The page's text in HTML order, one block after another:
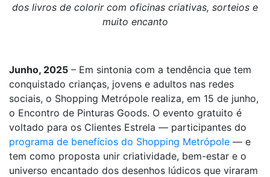
dos livros de colorir com oficinas criativas, sorteios e
muito encanto
Junho, 2025 – Em sintonia com a tendência que tem
conquistado crianças, jovens e adultos nas redes
sociais, o Shopping Metrópole realiza, em 15 de junho,
o Encontro de Pinturas Goods. O evento gratuito é
voltado para os Clientes Estrela — participantes do
programa de benefícios do Shopping Metrópole — e
tem como proposta unir criatividade, bem-estar e o
universo encantado dos desenhos lúdicos que viraram